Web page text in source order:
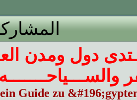
دول ومدن
والســـياحـــــــه
Guide zu